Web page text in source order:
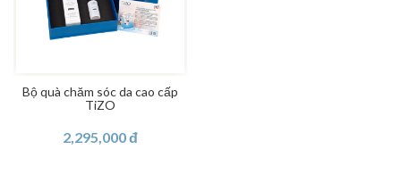
Bộ quà chăm sóc da cao cấp
TiZO
2,295,000 đ